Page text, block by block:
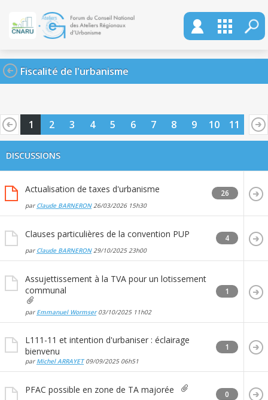
Fiscalité de l'urbanisme
1 2 3 4 5 6 7 8 9 10 11
DISCUSSIONS
Actualisation de taxes d'urbanisme
par Claude BARNERON26/03/2026 15h30
26
Clauses particulières de la convention PUP
par Claude BARNERON29/10/2025 23h00
4
Assujettissement à la TVA pour un lotissement
communal
par Emmanuel Wormser03/10/2025 11h02
1
L111-11 et intention d'urbaniser : éclairage
bienvenu
par Michel ARRAYET09/09/2025 06h51
1
PFAC possible en zone de TA majorée 0